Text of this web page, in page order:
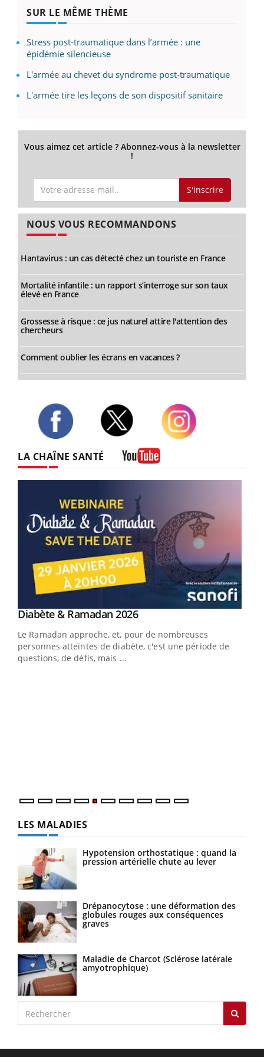
SUR LE MÊME THÈME
Stress post-traumatique dans l’armée : une
épidémie silencieuse
L'armée au chevet du syndrome post-traumatique
L'armée tire les leçons de son dispositif sanitaire
Vous aimez cet article ? Abonnez-vous à la newsletter
!
S'inscrire
NOUS VOUS RECOMMANDONS
Hantavirus : un cas détecté chez un touriste en France
Mortalité infantile : un rapport s’interroge sur son taux
élevé en France
Grossesse à risque : ce jus naturel attire l'attention des
chercheurs
Comment oublier les écrans en vacances ?
LA CHAÎNE SANTÉ
Youtube
Diabète & Ramadan 2026Youtube
Le Ramadan approche, et, pour de nombreuses
personnes atteintes de diabète, c'est une période de
questions, de défis, mais ...
LES MALADIES
Hypotension orthostatique : quand la
pression artérielle chute au lever
Drépanocytose : une déformation des
globules rouges aux conséquences
graves
Maladie de Charcot (Sclérose latérale
amyotrophique)